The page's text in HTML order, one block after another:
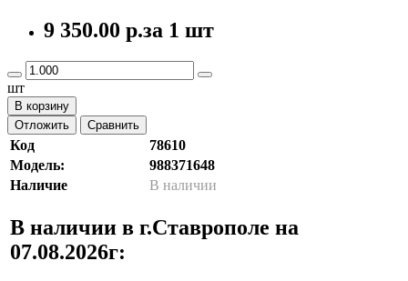
9 350.00 р.за 1 шт
шт
В корзину
Отложить
Сравнить
Код
78610
Модель:
988371648
Наличие
В наличии
В наличии в г.Ставрополе на
07.08.2026г: